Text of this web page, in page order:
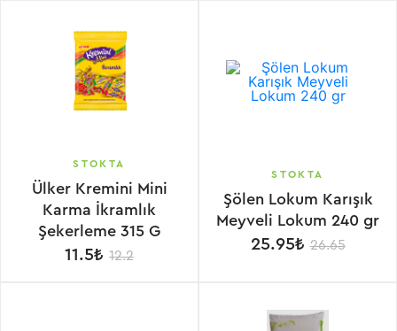
STOKTA
Ülker Kremini Mini
Karma İkramlık
Şekerleme 315 G
11.5₺ 12.2
STOKTA
Şölen Lokum Karışık
Meyveli Lokum 240 gr
25.95₺26.65